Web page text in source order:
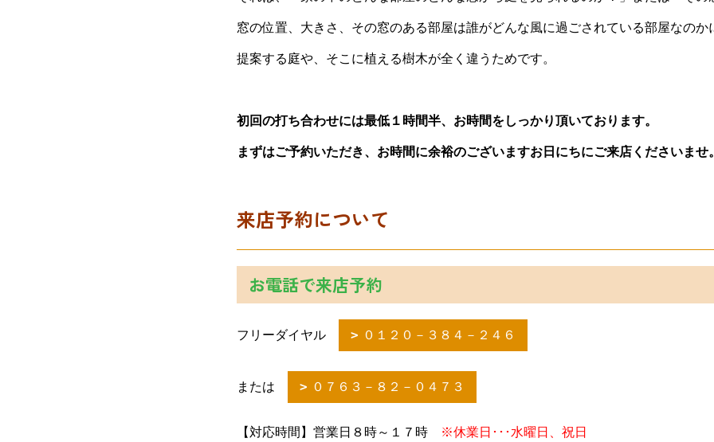
窓の位置、大きさ、その窓のある部屋は誰がどんな風に過ごされている部屋なのか
提案する庭や、そこに植える樹木が全く違うためです。
初回の打ち合わせには最低１時間半、お時間をしっかり頂いております。
まずはご予約いただき、お時間に余裕のございますお日にちにご来店くださいませ
来店予約について
お電話で来店予約
フリーダイヤル ０１２０－３８４－２４６
または ０７６３－８２－０４７３
【対応時間】営業日８時～１７時 ※休業日･･･水曜日、祝日